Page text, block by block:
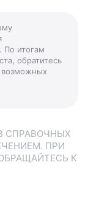
По итогам
обратитесь
возможных
СПРАВОЧНЫХ
ПРИ
К